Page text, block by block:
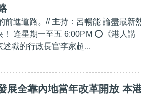
前進道路。// 主持：呂暢能 論盡最新
逢星期一至五 6:00PM ⭕《港人講
職的行政長官李家超...
展全靠內地當年改革開放 本